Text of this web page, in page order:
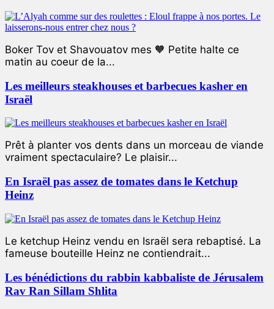
Boker Tov et Shavouatov mes 🧡 Petite halte ce
matin au coeur de la...
Les meilleurs steakhouses et barbecues kasher en
Israël
Prêt à planter vos dents dans un morceau de viande
vraiment spectaculaire? Le plaisir...
En Israël pas assez de tomates dans le Ketchup
Heinz
Le ketchup Heinz vendu en Israël sera rebaptisé. La
fameuse bouteille Heinz ne contiendrait...
Les bénédictions du rabbin kabbaliste de Jérusalem
Rav Ran Sillam Shlita